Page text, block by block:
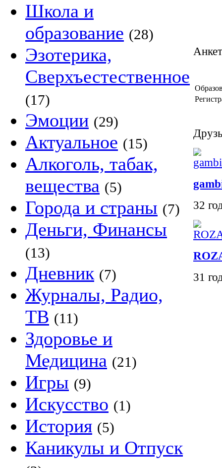
Школа и
образование (28)
Эзотерика,
Сверхъестественное
(17)
Эмоции (29)
Актуальное (15)
Алкоголь, табак,
вещества (5)
Города и страны (7)
Деньги, Финансы
(13)
Дневник (7)
Журналы, Радио,
ТВ (11)
Здоровье и
Медицина (21)
Игры (9)
Искусство (1)
История (5)
Каникулы и Отпуск
32
31